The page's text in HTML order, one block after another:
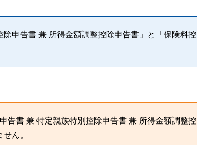
申告書 兼 所得金額調整控除申告書」と「保険料控
告書 兼 特定親族特別控除申告書 兼 所得金額調整控
ん。